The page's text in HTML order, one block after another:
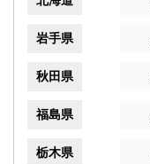
岩手県
秋田県
福島県
栃木県